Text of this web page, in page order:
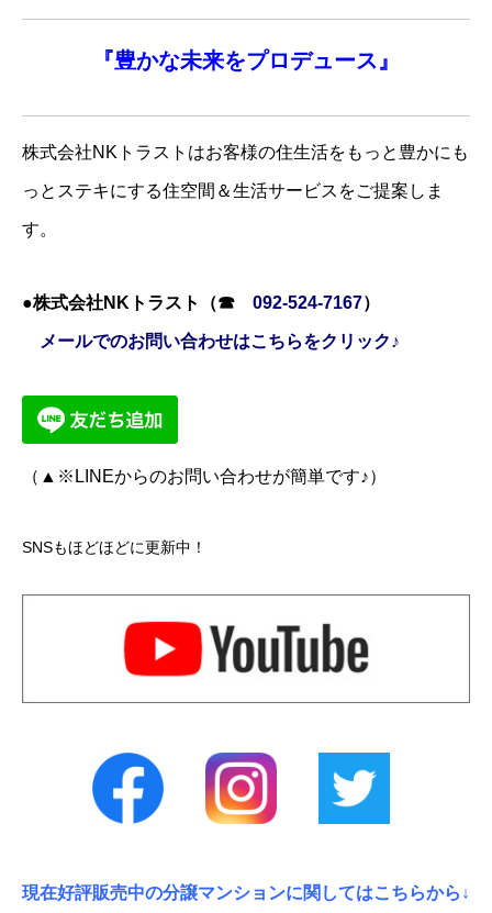
『豊かな未来をプロデュース』
株式会社NKトラストはお客様の住生活をもっと豊かにも
っとステキにする住空間＆生活サービスをご提案しま
す。
●株式会社NKトラスト（☎ 092-524-7167）
メールでのお問い合わせはこちらをクリック♪
（▲※LINEからのお問い合わせが簡単です♪）
SNSもほどほどに更新中！
現在好評販売中の分譲マンションに関してはこちらから↓